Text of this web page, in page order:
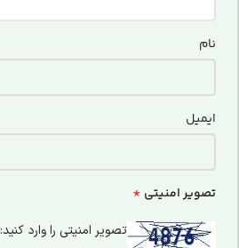
نام
ایمیل
تصویر امنیتی *
تصویر امنیتی را وارد کنید: